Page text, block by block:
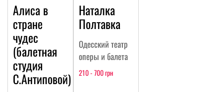
Алиса в
стране
чудес
(балетная
студия
С.Антиповой)
Наталка
Полтавка
Одесский театр
оперы и балета
210 - 700 грн